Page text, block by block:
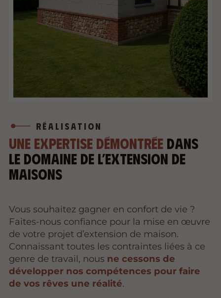
RÉALISATION
Une expertise démontrée dans
le domaine de l’extension de
maisons
Vous souhaitez gagner en confort de vie ?
Faites-nous confiance pour la mise en œuvre
de votre projet d’extension de maison.
Connaissant toutes les contraintes liées à ce
genre de travail, nous ne cessons de
développer nos compétences pour faire
de vos rêves une réalité.